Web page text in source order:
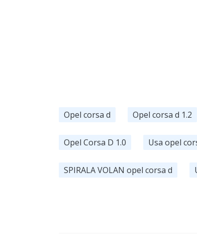
Opel corsa d Opel corsa d 1.2
Opel Corsa D 1.0 Usa opel
SPIRALA VOLAN opel corsa d